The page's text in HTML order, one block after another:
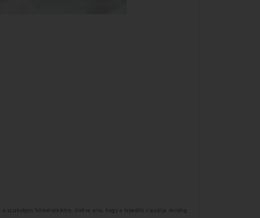
a szükséges hőmérsékletre, illetve arra, hogy a lepedők cipzárja mindig